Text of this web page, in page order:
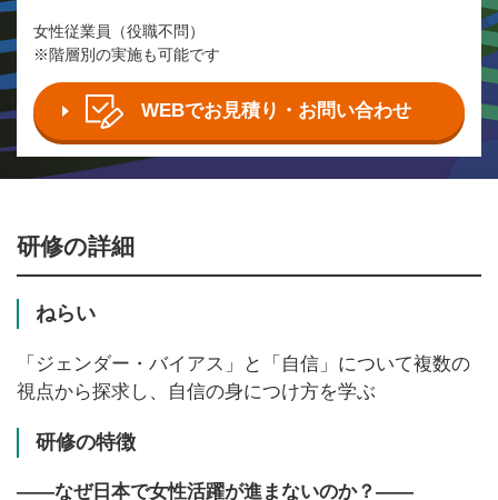
女性従業員（役職不問）
※階層別の実施も可能です
WEBでお見積り・お問い合わせ
研修の詳細
ねらい
「ジェンダー・バイアス」と「自信」について複数の
視点から探求し、自信の身につけ方を学ぶ
研修の特徴
――なぜ日本で女性活躍が進まないのか？――